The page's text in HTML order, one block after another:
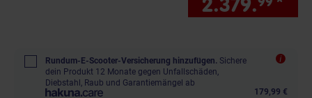
Rundum-E-Scooter-Versicherung hinzufügen. Sichere
dein Produkt 12 Monate gegen Unfallschäden,
Diebstahl, Raub und Garantiemängel ab
179,99 €